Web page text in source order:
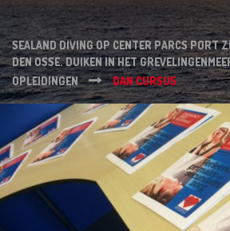
SEALAND DIVING OP CENTER PARCS PORT
DEN OSSE. DUIKEN IN HET
OPLEIDINGEN
DAN CURSUS